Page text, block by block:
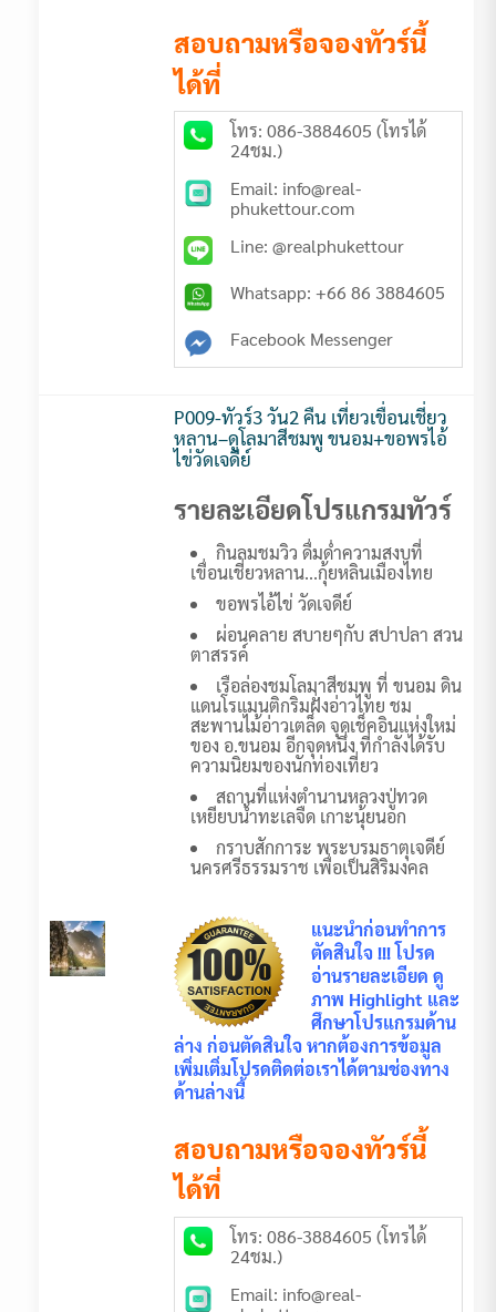
สอบถามหรือจองทัวร์นี้
ได้ที่
โทร: 086-3884605 (โทรได้
24ชม.)
Email: info@real-
phukettour.com
Line: @realphukettour
Whatsapp: +66 86 3884605
Facebook Messenger
P009-ทัวร์3 วัน2 คืน เที่ยวเขื่อนเชี่ยว
หลาน–ดูโลมาสีชมพู ขนอม+ขอพรไอ้
ไข่วัดเจดีย์
รายละเอียดโปรแกรมทัวร์
กินลมชมวิว ดื่มด่ำความสงบที่
เขื่อนเชี่ยวหลาน...กุ้ยหลินเมืองไทย
ขอพรไอ้ไข่ วัดเจดีย์
ผ่อนคลาย สบายๆกับ สปาปลา สวน
ตาสรรค์
เรือล่องชมโลมาสีชมพู ที่ ขนอม ดิน
แดนโรแมนติกริมฝั่งอ่าวไทย ชม
สะพานไม้อ่าวเตล็ด จุดเช็คอินแห่งใหม่
ของ อ.ขนอม อีกจุดหนึ่ง ที่กำลังได้รับ
ความนิยมของนักท่องเที่ยว
สถานที่แห่งตำนานหลวงปู่ทวด
เหยียบน้ำทะเลจืด เกาะนุ้ยนอก
กราบสักการะ พระบรมธาตุเจดีย์
นครศรีธรรมราช เพื่อเป็นสิริมงคล
แนะนำก่อนทำการ
ตัดสินใจ !!! โปรด
อ่านรายละเอียด ดู
ภาพ Highlight และ
ศึกษาโปรแกรมด้าน
ล่าง ก่อนตัดสินใจ หากต้องการข้อมูล
เพิ่มเติ่มโปรดติดต่อเราได้ตามช่องทาง
ด้านล่างนี้
สอบถามหรือจองทัวร์นี้
ได้ที่
โทร: 086-3884605 (โทรได้
24ชม.)
Email: info@real-